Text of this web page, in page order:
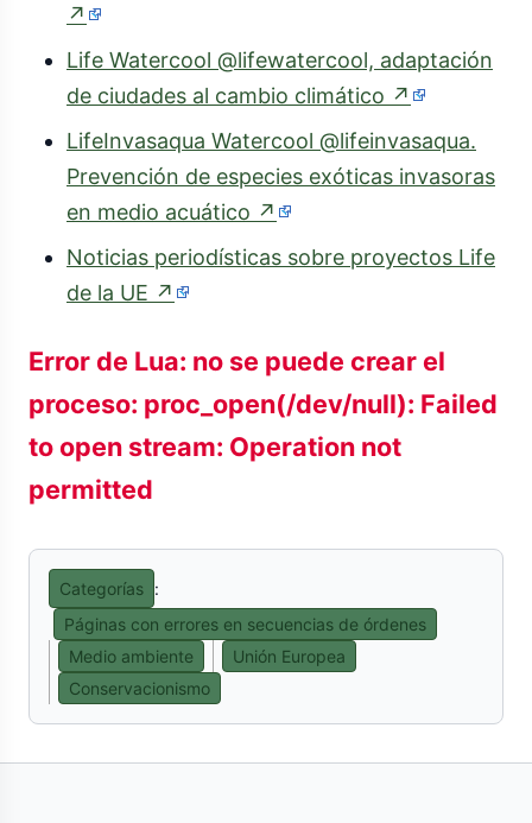
↗ (enlace
externo)
Life Watercool @lifewatercool, adaptación
de ciudades al cambio climático ↗ (enlace
LifeInvasaqua Watercool @lifeinvasaqua.
Prevención de especies exóticas invasoras
en medio acuático ↗ (enlace
externo)
Noticias periodísticas sobre proyectos Life
de la UE ↗ (enlace
Error de Lua: no se puede crear el
proceso: proc_open(/dev/null): Failed
to open stream: Operation not
permitted
Categorías :
Páginas con errores en secuencias de órdenes
Medio ambiente
Unión Europea
Conservacionismo